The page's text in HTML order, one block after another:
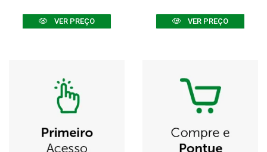
VER PREÇO VER PREÇO